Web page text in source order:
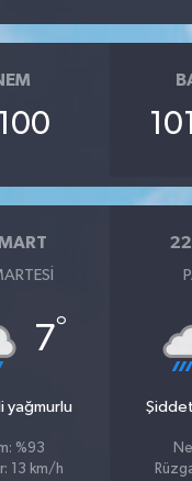
7°
yağmurlu
%93
13 km/h